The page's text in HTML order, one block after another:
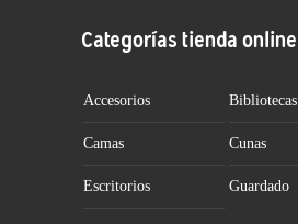
Categorías tienda online
Accesorios Bibliotecas
Camas Cunas
Escritorios Guardado